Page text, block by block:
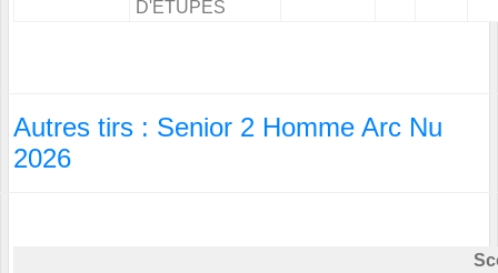
D'ETUPES
Autres tirs : Senior 2 Homme Arc Nu
2026